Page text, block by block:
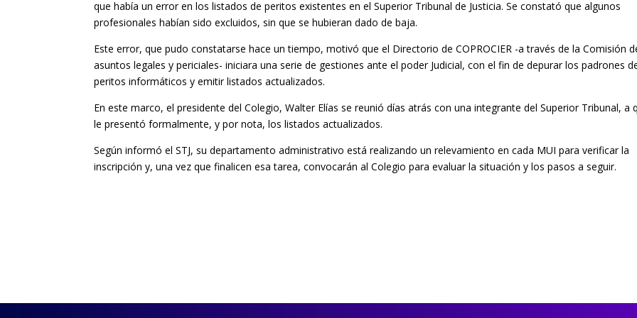
que había un error en los listados de peritos existentes en el Superior Tribunal de Justicia. Se constató que algunos
profesionales habían sido excluidos, sin que se hubieran dado de baja.
Este error, que pudo constatarse hace un tiempo, motivó que el Directorio de COPROCIER -a través de la Comisión
asuntos legales y periciales- iniciara una serie de gestiones ante el poder Judicial, con el fin de depurar los padrones
peritos informáticos y emitir listados actualizados.
En este marco, el presidente del Colegio, Walter Elías se reunió días atrás con una integrante del Superior Tribunal, a
le presentó formalmente, y por nota, los listados actualizados.
Según informó el STJ, su departamento administrativo está realizando un relevamiento en cada MUI para verificar la
inscripción y, una vez que finalicen esa tarea, convocarán al Colegio para evaluar la situación y los pasos a seguir.